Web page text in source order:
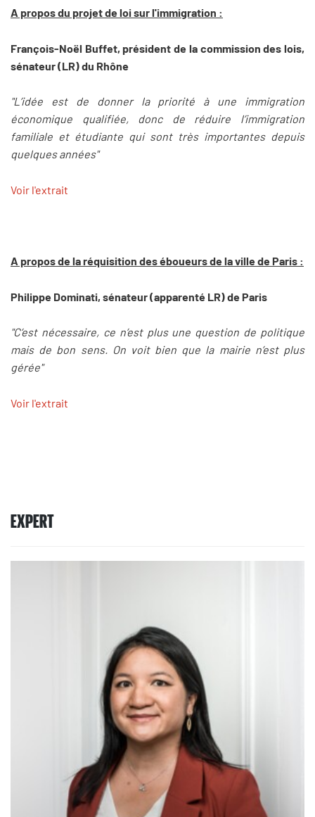
A propos du projet de loi sur l'immigration :
François-Noël Buffet, président de la commission des lois,
sénateur (LR) du Rhône
"L’idée est de donner la priorité à une immigration
économique qualifiée, donc de réduire l’immigration
familiale et étudiante qui sont très importantes depuis
quelques années"
Voir l'extrait
A propos de la réquisition des éboueurs de la ville de Paris :
Philippe Dominati, sénateur (apparenté LR) de Paris
"C’est nécessaire, ce n’est plus une question de politique
mais de bon sens. On voit bien que la mairie n’est plus
gérée"
Voir l'extrait
EXPERT